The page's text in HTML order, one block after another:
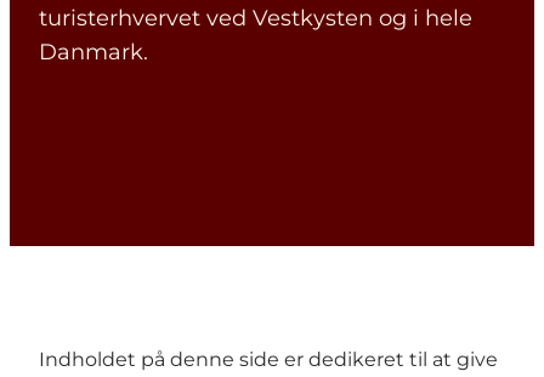
turisterhvervet ved Vestkysten og i hele
Danmark.
Indholdet på denne side er dedikeret til at give